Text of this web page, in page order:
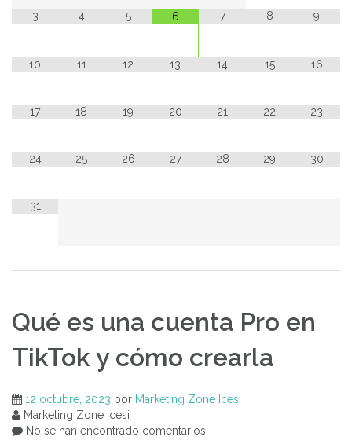
3 4 5 6 7 8 9
10 11 12 13 14 15 16
17 18 19 20 21 22 23
24 25 26 27 28 29 30
31
Qué es una cuenta Pro en
TikTok y cómo crearla
12 octubre, 2023 por Marketing Zone Icesi
Marketing Zone Icesi
No se han encontrado comentarios